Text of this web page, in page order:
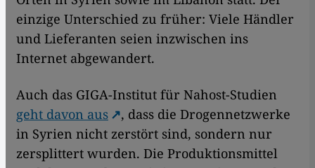
einzige Unterschied zu früher: Viele Händler
und Lieferanten seien inzwischen ins
Internet abgewandert.
Auch das GIGA-Institut für Nahost-Studien
geht davon aus
, dass die Drogennetzwerke
in Syrien nicht zerstört sind, sondern nur
zersplittert wurden. Die Produktionsmittel